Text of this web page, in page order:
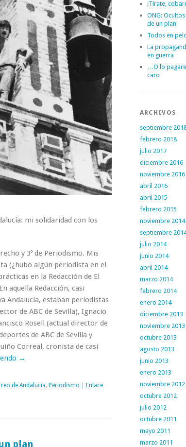
mi solidaridad con los
y 3º de Periodismo. Mis
(¿hubo algún periodista en el
en la Redacción de El
aquella Redacción, casi
Andalucía, estaban periodistas
de ABC de Sevilla), Ignacio
Rosell (actual director de
de ABC de Sevilla y
Correal, cronista de casi
→
de Andalucía, Periodismo
Enlace
plan
¡Tírate,
ONG:
de un plan
Todos en
La
en guerra
…O lo
caro
ARCHIVOS
septiembre
febrero 2018
julio 2017
diciembre 2016
noviembre 2016
abril 2016
abril 2015
febrero 2015
noviembre 2014
septiembre
julio 2014
junio 2014
abril 2014
marzo 2014
febrero 2014
enero 2014
diciembre 2013
noviembre 2013
octubre 2013
agosto 2013
junio 2013
enero 2013
noviembre 2012
octubre 2012
julio 2012
octubre 2011
mayo 2011
marzo 2011